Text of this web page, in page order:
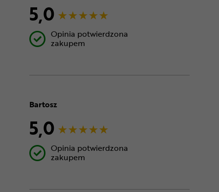
5,0
Opinia potwierdzona
zakupem
Bartosz
5,0
Opinia potwierdzona
zakupem